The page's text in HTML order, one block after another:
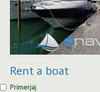
Rent a boat
Primerjaj